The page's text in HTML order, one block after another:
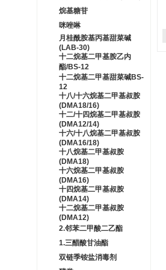
烷基糖苷
咪唑啉
月桂酰胺基丙基甜菜碱
(LAB-30)
十二烷基二甲基胺乙内
酯/BS-12
十二烷基二甲基甜菜碱BS-
12
十八/十六烷基二甲基叔胺
(DMA18/16)
十二/十四烷基二甲基叔胺
(DMA12/14)
十六/十八烷基二甲基叔胺
(DMA16/18)
十八烷基二甲基叔胺
(DMA18)
十六烷基二甲基叔胺
(DMA16)
十四烷基二甲基叔胺
(DMA14)
十二烷基二甲基叔胺
(DMA12)
2.邻苯二甲酸二乙酯
1.三醋酸甘油酯
双链季铵盐消毒剂